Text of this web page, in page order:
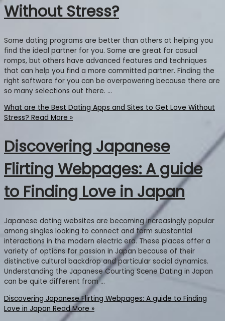
Without Stress?
Some dating programs are better than others at helping you
find the ideal partner for you. Some are great for casual
romps, but others have advanced features and techniques
that can help you find a more committed partner. Finding the
right software for you can be overpowering because there are
so many selections out there. …
What are the Best Dating Apps and Sites to Get Love Without
Stress? Read More »
Discovering Japanese
Flirting Webpages: A guide
to Finding Love in Japan
Japanese dating websites are becoming increasingly popular
among singles looking to connect and form substantial
interactions in the modern electric era. These places offer a
variety of options for passion in Japan because of their
distinctive cultural backdrop and particular social dynamics.
Understanding the Japanese Courting Scene Dating in Japan
can be quite different from …
Discovering Japanese Flirting Webpages: A guide to Finding
Love in Japan Read More »